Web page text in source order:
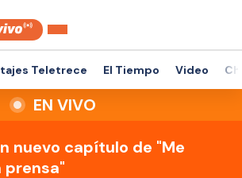
Teletrece El Tiempo Video
EN VIVO
nuevo capítulo de "Me
prensa"